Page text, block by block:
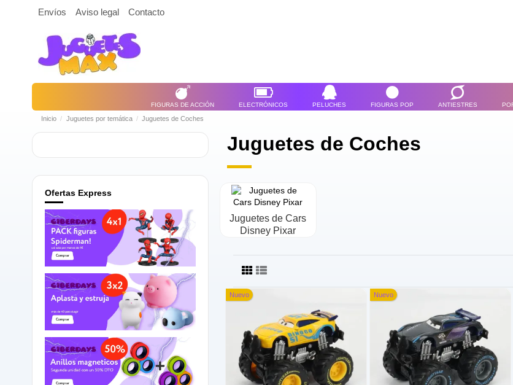
Envíos Aviso legal Contacto
FIGURAS DE ACCIÓN ELECTRÓNICOS PELUCHES FIGURAS POP ANTIESTRES
Inicio Juguetes por temática Juguetes de Coches
Juguetes de Coches
Juguetes de Cars
Disney Pixar
Nuevo Nuevo
Ofertas Express